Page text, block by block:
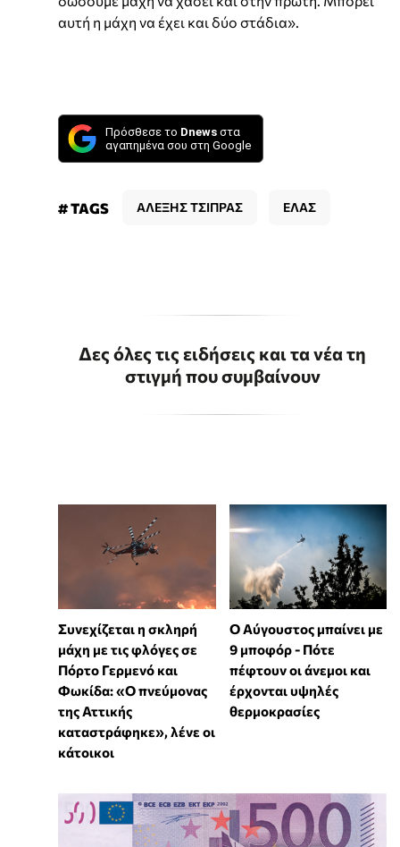
αυτή η μάχη να έχει και δύο στάδια».
Πρόσθεσε το Dnews στα
αγαπημένα σου στη Google
# TAGS ΑΛΕΞΗΣ ΤΣΙΠΡΑΣ ΕΛΑΣ
Δες όλες τις ειδήσεις και τα νέα τη
στιγμή που συμβαίνουν
Συνεχίζεται η σκληρή
μάχη με τις φλόγες σε
Πόρτο Γερμενό και
Φωκίδα: «Ο πνεύμονας
της Αττικής
καταστράφηκε», λένε οι
κάτοικοι
Ο Αύγουστος μπαίνει με
9 μποφόρ - Πότε
πέφτουν οι άνεμοι και
έρχονται υψηλές
θερμοκρασίες